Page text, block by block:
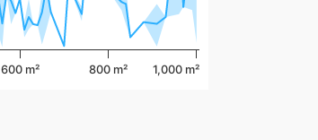
600 m² 800 m² 1,000 m²